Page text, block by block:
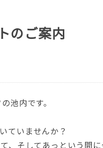
のご案内
池内です。
ていませんか？
、そしてあっという間